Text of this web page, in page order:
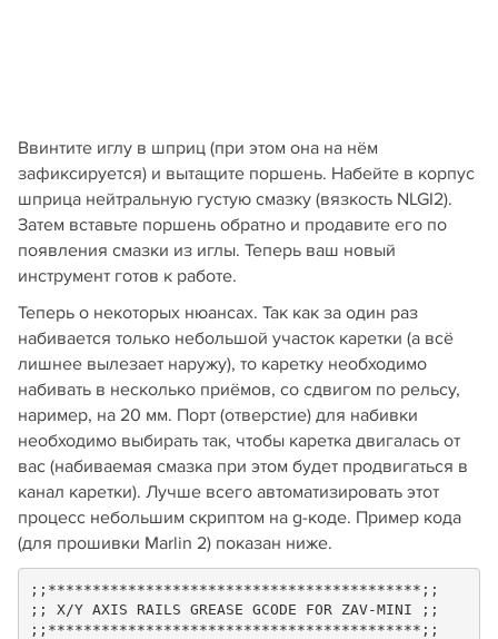
Ввинтите иглу в шприц (при этом она на нём
зафиксируется) и вытащите поршень. Набейте в корпус
шприца нейтральную густую смазку (вязкость NLGI2).
Затем вставьте поршень обратно и продавите его по
появления смазки из иглы. Теперь ваш новый
инструмент готов к работе.
Теперь о некоторых нюансах. Так как за один раз
набивается только небольшой участок каретки (а всё
лишнее вылезает наружу), то каретку необходимо
набивать в несколько приёмов, со сдвигом по рельсу,
наример, на 20 мм. Порт (отверстие) для набивки
необходимо выбирать так, чтобы каретка двигалась от
вас (набиваемая смазка при этом будет продвигаться в
канал каретки). Лучше всего автоматизировать этот
процесс небольшим скриптом на g-коде. Пример кода
(для прошивки Marlin 2) показан ниже.
;;******************************************;;
;; X/Y AXIS RAILS GREASE GCODE FOR ZAV-MINI ;;
;;******************************************;;